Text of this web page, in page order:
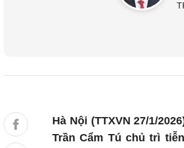
Hà Nội (TTXVN 27/1/
Trần Cẩm Tú chủ trì